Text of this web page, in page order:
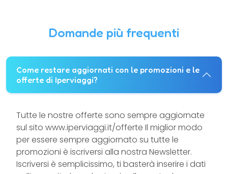
Domande più frequenti
Come restare aggiornati con le promozioni e le
offerte di Iperviaggi?
Tutte le nostre offerte sono sempre aggiornate
sul sito www.iperviaggi.it/offerte Il miglior modo
per essere sempre aggiornato su tutte le
promozioni è iscriversi alla nostra Newsletter.
Iscriversi è semplicissimo, ti basterà inserire i dati